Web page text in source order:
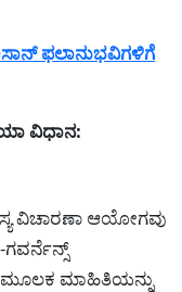
ಫಲಾನುಭವಿಗಳಿಗೆ
ವಿಧಾನ:
ವಿಚಾರಣಾ ಆಯೋಗವು
ಗವರ್ನೆನ್ಸ್
ಮಾಹಿತಿಯನ್ನು